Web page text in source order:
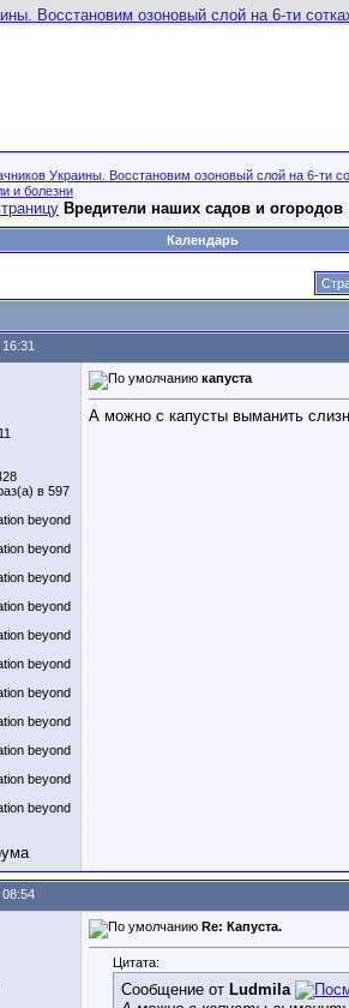
Украины. Восстановим озоновый слой на 6-ти
и болезни
Вредители наших садов и огородов
Календарь
в 597
капуста
А можно с капусты выманить
08:54
Re: Капуста.
Цитата:
Сообщение от Ludmila